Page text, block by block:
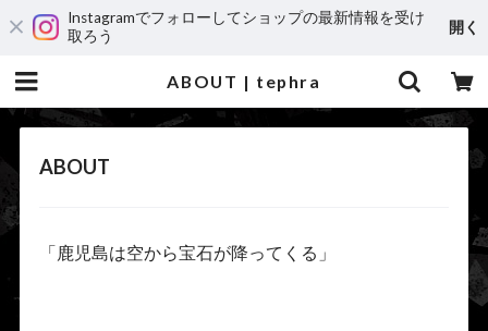
Instagramでフォローしてショップの最新情報を受け
取ろう
開く
ABOUT | tephra
ABOUT
「鹿児島は空から宝石が降ってくる」